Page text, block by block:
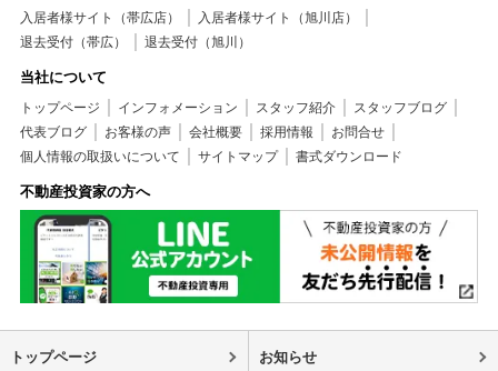
入居者様サイト（帯広店）
入居者様サイト（旭川店）
退去受付（帯広）
退去受付（旭川）
当社について
トップページ インフォメーション スタッフ紹介
スタッフブログ
代表ブログ
お客様の声 会社概要 採用情報
お問合せ
個人情報の取扱いについて
サイトマップ 書式ダウンロード
不動産投資家の方へ
トップページ お知らせ